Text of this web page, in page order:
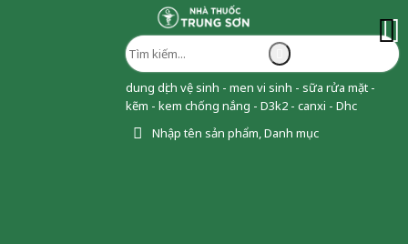
dung dịch vệ sinh - men vi sinh - sữa rửa mặt -
kẽm - kem chống nắng - D3k2 - canxi - Dhc
Nhập tên sản phẩm, Danh mục